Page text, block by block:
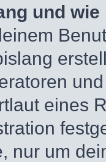
und
eines
nur um